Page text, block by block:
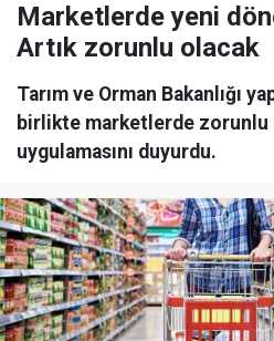
Marketlerde yeni
Artık zorunlu olacak
Tarım ve Orman Bakanlığı
birlikte marketlerde zorunlu
uygulamasını duyurdu.